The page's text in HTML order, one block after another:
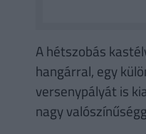
A hétszobás
hangárral, egy
versenypályát is
nagy